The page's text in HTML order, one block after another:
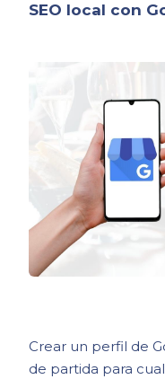
SEO local con
Crear un perfil de
de partida para